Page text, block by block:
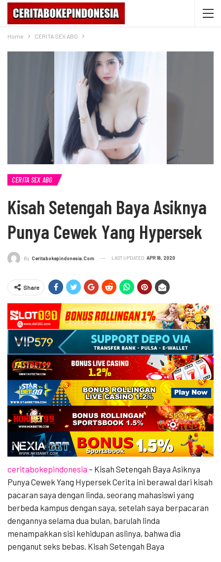
Home CERITA SEX ABG
CERITA SEX ABG
Kisah Setengah Baya Asiknya
Punya Cewek Yang Hypersek
By Ceritabokepindonesia.com LAST UPDATED APR 18, 2020
Share
ceritabokepindonesia – Kisah Setengah Baya Asiknya
Punya Cewek Yang Hypersek Cerita ini berawal dari kisah
pacaran saya dengan linda, seorang mahasiswi yang
berbeda kampus dengan saya, setelah saya berpacaran
dengannya selama dua bulan, barulah linda
menampakkan sisi kehidupan aslinya, bahwa dia
penganut seks bebas. Kisah Setengah Baya